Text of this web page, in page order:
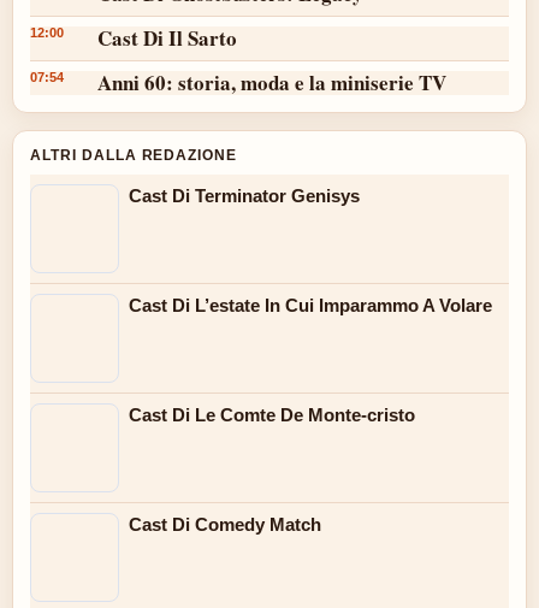
12:00 Cast Di Il Sarto
07:54 Anni 60: storia, moda e la miniserie TV
ALTRI DALLA REDAZIONE
Cast Di Terminator Genisys
Cast Di L’estate In Cui Imparammo A Volare
Cast Di Le Comte De Monte-cristo
Cast Di Comedy Match